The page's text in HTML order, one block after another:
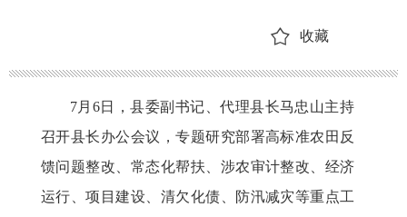
收藏
7月6日，县委副书记、代理县长马忠山主持
召开县长办公会议，专题研究部署高标准农田反
馈问题整改、常态化帮扶、涉农审计整改、经济
运行、项目建设、清欠化债、防汛减灾等重点工